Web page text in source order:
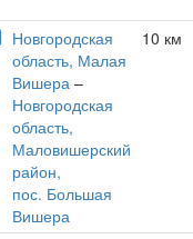
Новгородская
область, Малая
Вишера –
Новгородская
область,
Маловишерский
район,
пос. Большая
Вишера
10 км